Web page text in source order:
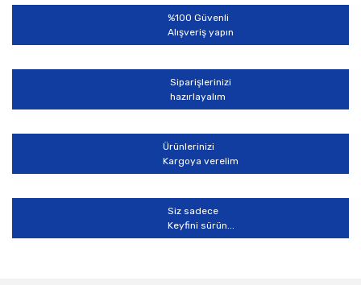
Bu ürüne benzer farklı alternatifler olmalı.
Gönder
%100 Güvenli
Alışveriş yapın
Siparişlerinizi
hazırlayalım
Ürünlerinizi
Kargoya verelim
Siz sadece
Keyfini sürün...